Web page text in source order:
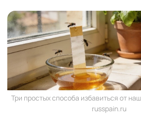
Три простых способа избавиться от
russpain.ru